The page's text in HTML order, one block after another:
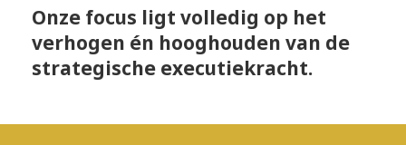
Onze focus ligt volledig op het
verhogen én hooghouden van de
strategische executiekracht.